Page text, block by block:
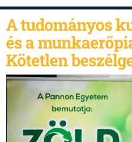
A tudományos
és a
Kötetlen